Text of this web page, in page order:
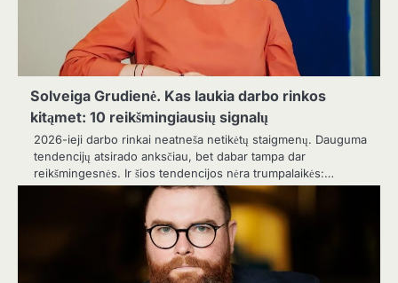
Solveiga Grudienė. Kas laukia darbo rinkos
kitąmet: 10 reikšmingiausių signalų
2026-ieji darbo rinkai neatneša netikėtų staigmenų. Dauguma
tendencijų atsirado anksčiau, bet dabar tampa dar
reikšmingesnės. Ir šios tendencijos nėra trumpalaikės:…